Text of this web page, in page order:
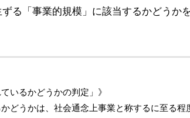
る「事業的規模」に該当するかどうか
いるかどうかの判定」》
どうかは、社会通念上事業と称するに至る程